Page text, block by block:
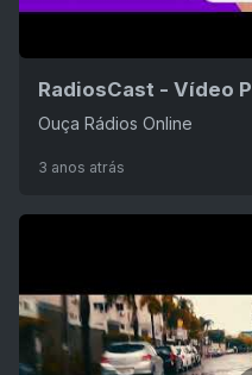
RadiosCast - Vídeo
Ouça Rádios Online
3 anos atrás